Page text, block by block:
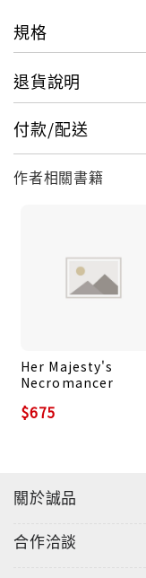
規格
退貨說明
付款/配送
作者相關書籍
Her Majesty's
Necromancer
$675
關於誠品
合作洽談